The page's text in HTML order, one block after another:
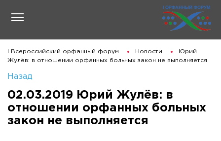
I Всероссийский орфанный форум Новости
Юрий
Жулёв: в отношении орфанных больных закон не выполняется
Назад
02.03.2019 Юрий Жулёв: в
отношении орфанных больных
закон не выполняется